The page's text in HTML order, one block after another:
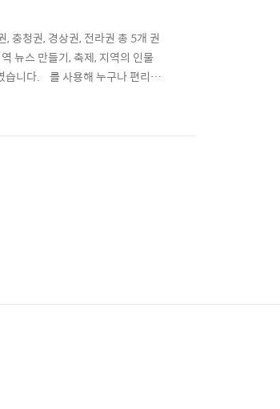
충청권, 경상권, 전라권 총 5개 권
뉴스 만들기, 축제, 지역의 인물
니다.​ ​ ​ ​ 를 사용해 누구나 편리하
의 활용 가능성을 높였습니다.